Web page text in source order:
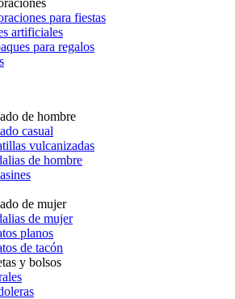
para fiestas
artificiales
para regalos
de hombre
casual
vulcanizadas
de hombre
de mujer
de mujer
planos
de tacón
y bolsos